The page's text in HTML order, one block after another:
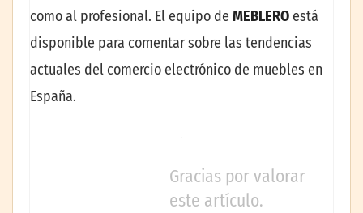
como al profesional. El equipo de MEBLERO está
disponible para comentar sobre las tendencias
actuales del comercio electrónico de muebles en
España.
Gracias por valorar
este artículo.